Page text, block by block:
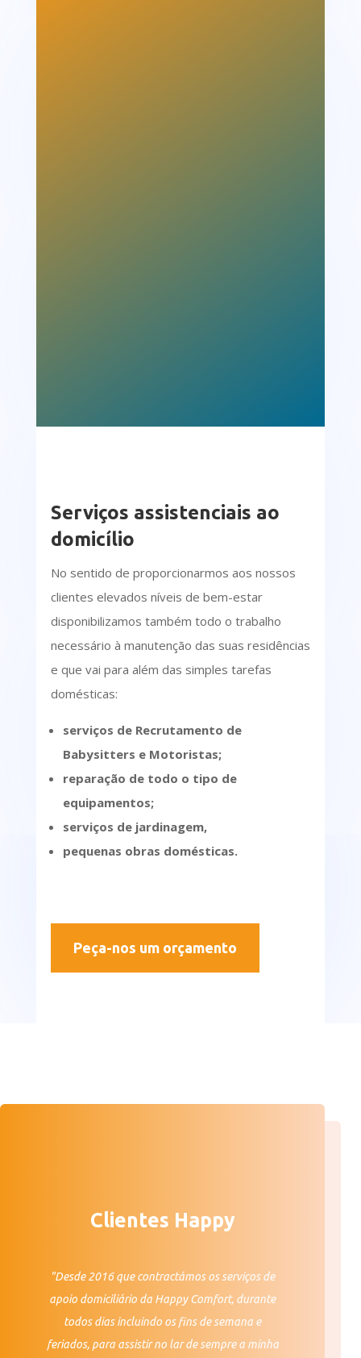
Serviços assistenciais ao
domicílio
No sentido de proporcionarmos aos nossos
clientes elevados níveis de bem-estar
disponibilizamos também todo o trabalho
necessário à manutenção das suas residências
e que vai para além das simples tarefas
domésticas:
serviços de Recrutamento de
Babysitters e Motoristas;
reparação de todo o tipo de
equipamentos;
serviços de jardinagem,
pequenas obras domésticas.
Peça-nos um orçamento
Clientes Happy
"Desde 2016 que contractámos os serviços de
apoio domiciliário da Happy Comfort, durante
todos dias incluindo os fins de semana e
feriados, para assistir no lar de sempre a minha